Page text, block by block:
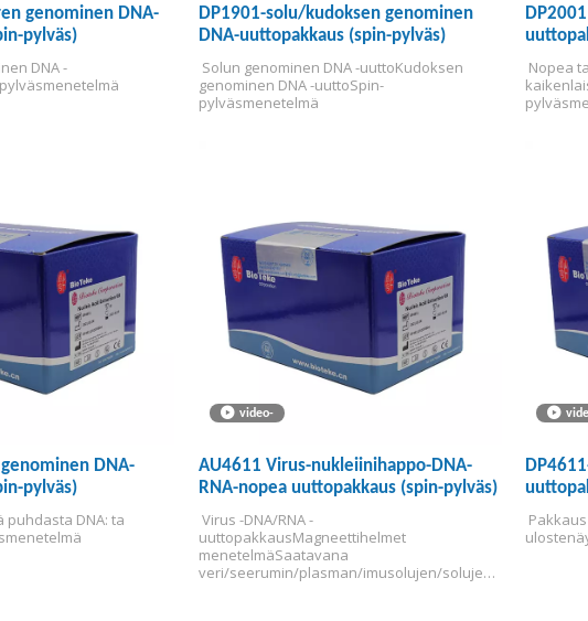
genominen DNA-
pylväs)
DNA -
DP1901-solu/kudoksen genominen
DNA-uuttopakkaus (spin-pylväs)
Solun genominen DNA -uuttoKudoksen
genominen DNA -uuttoSpin-
pylväsmenetelmä
Nopea
DNA-
pylväs)
DNA: ta
video-
AU4611 Virus-nukleiinihappo-DNA-
RNA-nopea uuttopakkaus (spin-pylväs)
Virus -DNA/RNA -
uuttopakkausMagneettihelmet
menetelmäSaatavana
veri/seerumin/plasman/imusolujen/solujen